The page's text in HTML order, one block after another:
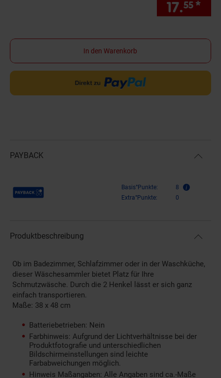
17.55 *
In den Warenkorb
PAYBACK
Payback Punkte Basis°Punkte:
8
Extra°Punkte:
0
Produktbeschreibung
Ob im Badezimmer, Schlafzimmer oder in der Waschküche,
dieser Wäschesammler bietet Platz für Ihre
Schmutzwäsche. Durch die 2 Henkel lässt er sich ganz
einfach transportieren.
Maße: 38 x 48 cm
Batteriebetrieben: Nein
Farbhinweis: Aufgrund der Lichtverhältnisse bei der
Produktfotografie und unterschiedlichen
Bildschirmeinstellungen sind leichte
Farbabweichungen möglich.
Hinweis Maßangaben: Alle Angaben sind ca.-Maße